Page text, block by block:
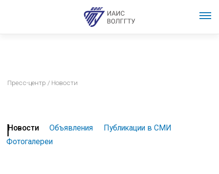
Пресс-центр / Новости
Новости Объявления
Публикации в СМИ
Фотогалереи